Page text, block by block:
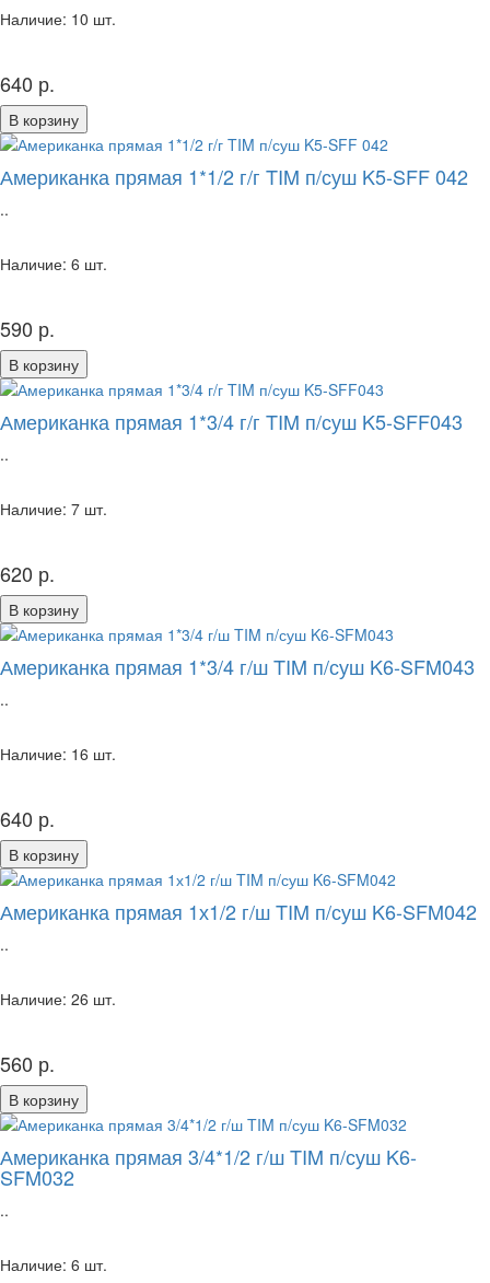
Наличие: 10 шт.
640 р.
В корзину
Американка прямая 1*1/2 г/г TIM п/суш K5-SFF 042
..
Наличие: 6 шт.
590 р.
В корзину
Американка прямая 1*3/4 г/г TIM п/суш K5-SFF043
..
Наличие: 7 шт.
620 р.
В корзину
Американка прямая 1*3/4 г/ш TIM п/суш K6-SFM043
..
Наличие: 16 шт.
640 р.
В корзину
Американка прямая 1х1/2 г/ш TIM п/суш K6-SFM042
..
Наличие: 26 шт.
560 р.
В корзину
Американка прямая 3/4*1/2 г/ш TIM п/суш K6-
SFM032
..
Наличие: 6 шт.